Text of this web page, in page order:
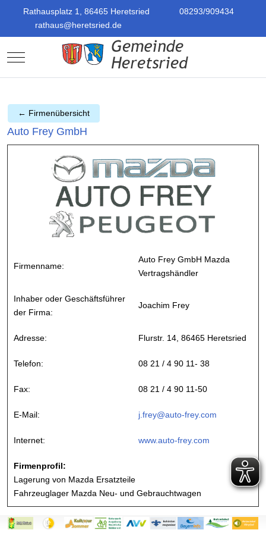
Rathausplatz 1, 86465 Heretsried
08293/909434
rathaus@heretsried.de
Mobile Menu Toggle
← Firmenübersicht
Auto Frey GmbH
Firmenname:
Auto Frey GmbH Mazda
Vertragshändler
Inhaber oder Geschäftsführer
der Firma:
Joachim Frey
Adresse: Flurstr. 14, 86465 Heretsried
Telefon: 08 21 / 4 90 11- 38
Fax: 08 21 / 4 90 11-50
E-Mail: j.frey@auto-frey.com
Internet: www.auto-frey.com
Firmenprofil:
Lagerung von Mazda Ersatzteile
Fahrzeuglager Mazda Neu- und Gebrauchtwagen